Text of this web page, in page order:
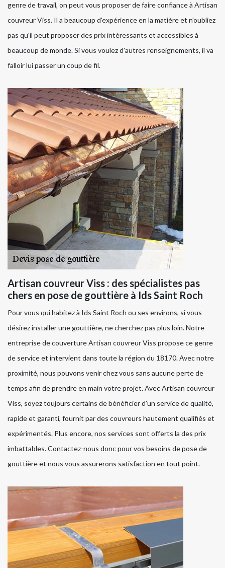
genre de travail, on peut vous proposer de faire confiance à Artisan
couvreur Viss. Il a beaucoup d'expérience en la matière et n'oubliez
pas qu'il peut proposer des prix intéressants et accessibles à
beaucoup de monde. Si vous voulez d'autres renseignements, il va
falloir lui passer un coup de fil.
Artisan couvreur Viss : des spécialistes pas
chers en pose de gouttière à Ids Saint Roch
Pour vous qui habitez à Ids Saint Roch ou ses environs, si vous
désirez installer une gouttière, ne cherchez pas plus loin. Notre
entreprise de couverture Artisan couvreur Viss propose ce genre
de service et intervient dans toute la région du 18170. Avec notre
proximité, nous pouvons venir chez vous sans aucune perte de
temps afin de prendre en main votre projet. Avec Artisan couvreur
Viss, soyez toujours certains de bénéficier d’un service de qualité,
rapide et garanti, fournit par des couvreurs hautement qualifiés et
expérimentés. Plus encore, nos services sont offerts la des prix
imbattables. Contactez-nous donc pour vos besoins de pose de
gouttière et nous vous assurerons satisfaction en tout point.